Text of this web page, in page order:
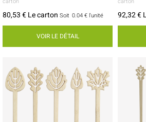
80,53 € Le carton Soit 0.04 € l'unité
VOIR LE DÉTAIL
92,32 €